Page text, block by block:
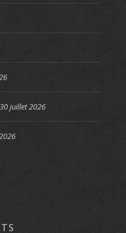
30 juillet 2026